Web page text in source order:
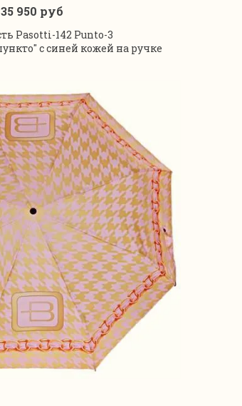
В корзину
35 950 руб
Pasotti-142 Punto-3
с синей кожей на ручке